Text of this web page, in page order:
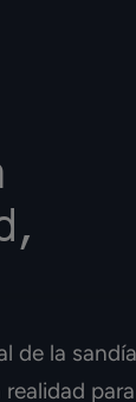
de la sandía
para